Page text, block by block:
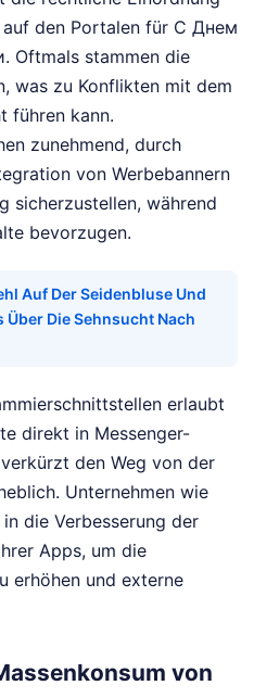
den Portalen für С Днем
Oftmals stammen die
was zu Konflikten mit dem
führen kann.
zunehmend, durch
von Werbebannern
sicherzustellen, während
bevorzugen.
Auf Der Seidenbluse Und
Über Die Sehnsucht Nach
erlaubt
direkt in Messenger-
den Weg von der
Unternehmen wie
die Verbesserung der
Apps, um die
erhöhen und externe
von